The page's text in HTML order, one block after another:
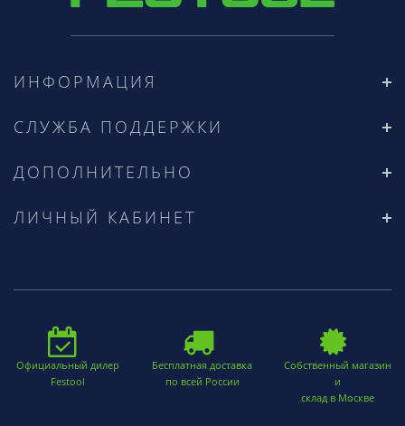
ИНФОРМАЦИЯ
СЛУЖБА ПОДДЕРЖКИ
ДОПОЛНИТЕЛЬНО
ЛИЧНЫЙ КАБИНЕТ
Официальный дилер
Festool
Бесплатная доставка
по всей России
Собственный магазин
и
склад в Москве